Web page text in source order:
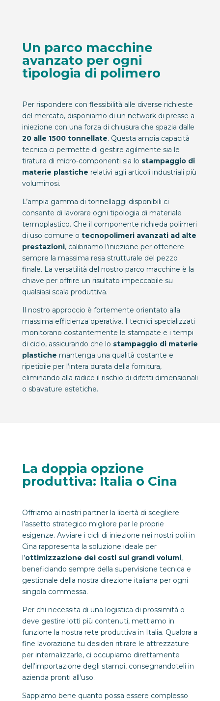
Un parco macchine
avanzato per ogni
tipologia di polimero
Per rispondere con flessibilità alle diverse richieste
del mercato, disponiamo di un network di presse a
iniezione con una forza di chiusura che spazia dalle
20 alle 1500 tonnellate. Questa ampia capacità
tecnica ci permette di gestire agilmente sia le
tirature di micro-componenti sia lo stampaggio di
materie plastiche relativi agli articoli industriali più
voluminosi.
L’ampia gamma di tonnellaggi disponibili ci
consente di lavorare ogni tipologia di materiale
termoplastico. Che il componente richieda polimeri
di uso comune o tecnopolimeri avanzati ad alte
prestazioni, calibriamo l’iniezione per ottenere
sempre la massima resa strutturale del pezzo
finale. La versatilità del nostro parco macchine è la
chiave per offrire un risultato impeccabile su
qualsiasi scala produttiva.
Il nostro approccio è fortemente orientato alla
massima efficienza operativa. I tecnici specializzati
monitorano costantemente le stampate e i tempi
di ciclo, assicurando che lo stampaggio di materie
plastiche mantenga una qualità costante e
ripetibile per l’intera durata della fornitura,
eliminando alla radice il rischio di difetti dimensionali
o sbavature estetiche.
La doppia opzione
produttiva: Italia o Cina
Offriamo ai nostri partner la libertà di scegliere
l’assetto strategico migliore per le proprie
esigenze. Avviare i cicli di iniezione nei nostri poli in
Cina rappresenta la soluzione ideale per
l’ottimizzazione dei costi sui grandi volumi,
beneficiando sempre della supervisione tecnica e
gestionale della nostra direzione italiana per ogni
singola commessa.
Per chi necessita di una logistica di prossimità o
deve gestire lotti più contenuti, mettiamo in
funzione la nostra rete produttiva in Italia. Qualora a
fine lavorazione tu desideri ritirare le attrezzature
per internalizzarle, ci occupiamo direttamente
dell’importazione degli stampi, consegnandoteli in
azienda pronti all’uso.
Sappiamo bene quanto possa essere complesso